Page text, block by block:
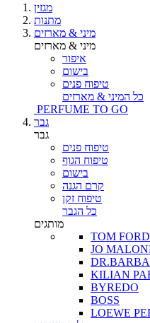
מגזין
מתנות
מיני & מארזים
מיני & מארזים
איפור
בישום
טיפוח פנים
כל המיני & מארזים
PERFUME TO GO
גבר
גבר
טיפוח פנים
טיפוח הגוף
בישום
קרם הגנה
טיפוח זקן
כל הגבר
מותגים
TOM
JO
KILIAN
BYREDO
BOSS
LOEWE